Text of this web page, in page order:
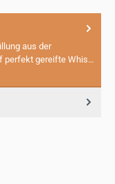
aus der
perfekt gereifte Whis…